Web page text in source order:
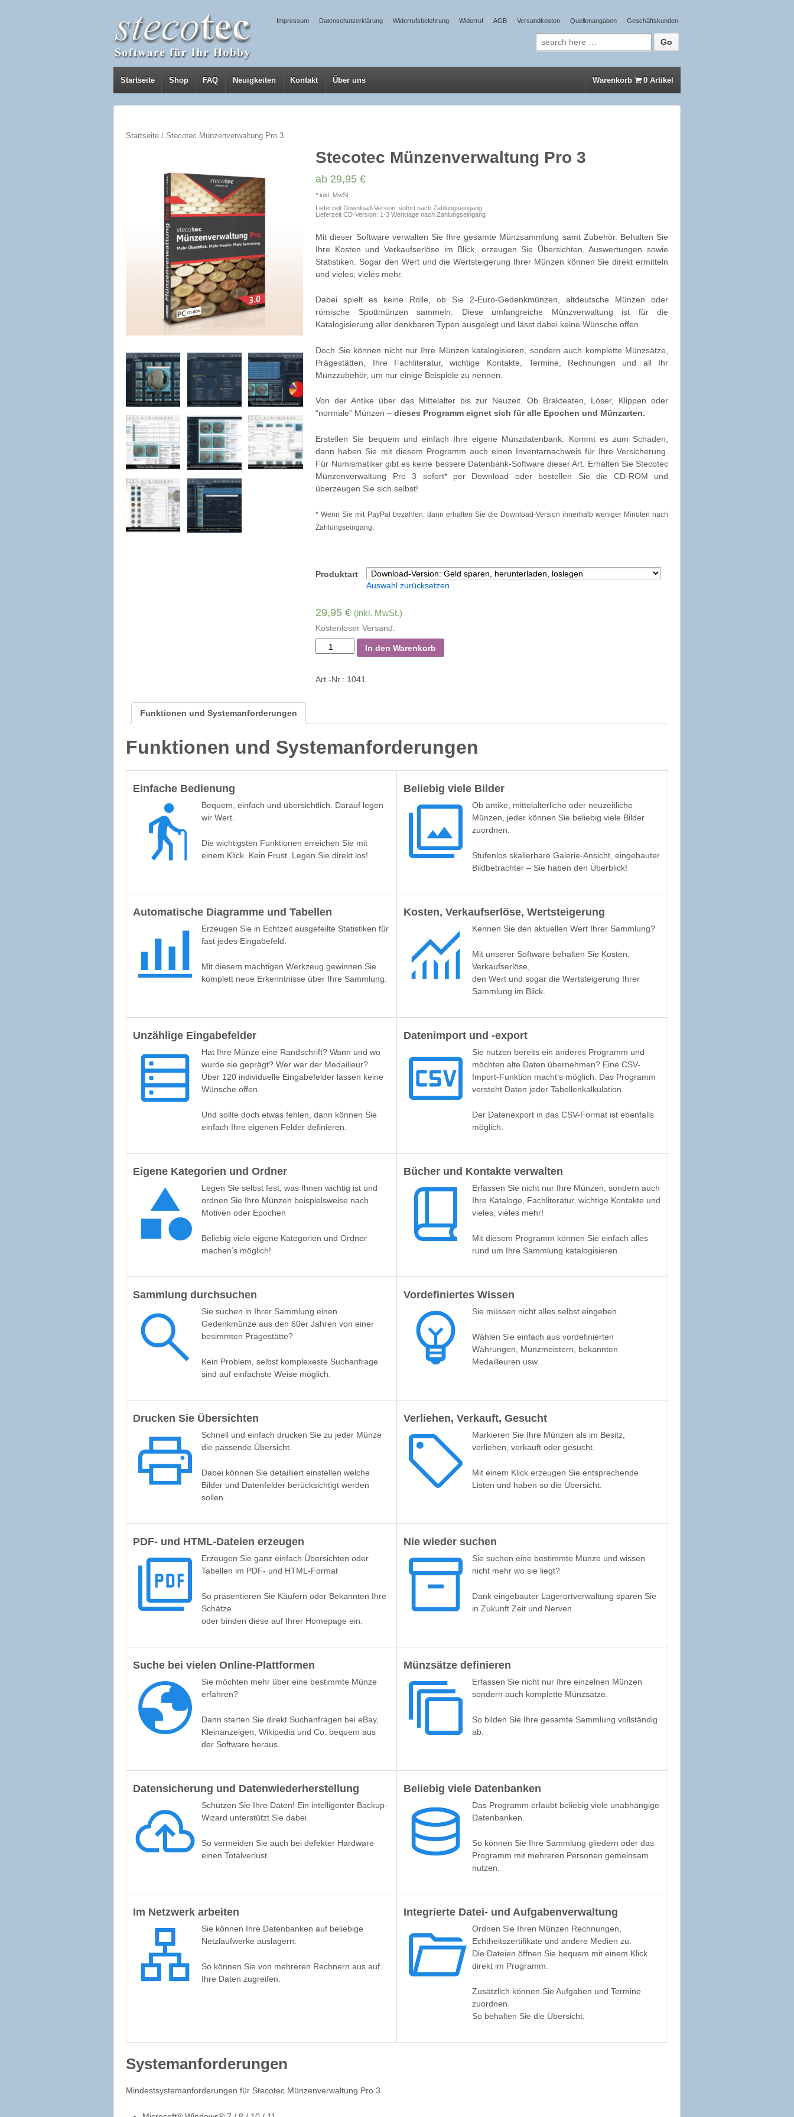
Impressum Datenschutzerklärung Widerrufsbelehrung Widerruf AGB Versandkosten Quellenangaben Geschäftskunden
Suche nach:
Startseite Shop FAQ Neuigkeiten Kontakt Über uns Warenkorb 0 Artikel
Startseite / Stecotec Münzenverwaltung Pro 3
Stecotec Münzenverwaltung Pro 3
ab 29,95 €
* inkl. MwSt.
Lieferzeit Download-Version: sofort nach Zahlungseingang
Lieferzeit CD-Version: 1-3 Werktage nach Zahlungseingang
Mit dieser Software verwalten Sie Ihre gesamte Münzsammlung samt Zubehör. Behalten Sie
Ihre Kosten und Verkaufserlöse im Blick, erzeugen Sie Übersichten, Auswertungen sowie
Statistiken. Sogar den Wert und die Wertsteigerung Ihrer Münzen können Sie direkt ermitteln
und vieles, vieles mehr.
Dabei spielt es keine Rolle, ob Sie 2-Euro-Gedenkmünzen, altdeutsche Münzen oder
römische Spottmünzen sammeln. Diese umfangreiche Münzverwaltung ist für die
Katalogisierung aller denkbaren Typen ausgelegt und lässt dabei keine Wünsche offen.
Doch Sie können nicht nur Ihre Münzen katalogisieren, sondern auch komplette Münzsätze,
Prägestätten, Ihre Fachliteratur, wichtige Kontakte, Termine, Rechnungen und all Ihr
Münzzubehör, um nur einige Beispiele zu nennen.
Von der Antike über das Mittelalter bis zur Neuzeit. Ob Brakteaten, Löser, Klippen oder
“normale” Münzen –dieses Programm eignet sich für alle Epochen und Münzarten.
Erstellen Sie bequem und einfach Ihre eigene Münzdatenbank. Kommt es zum Schaden,
dann haben Sie mit diesem Programm auch einen Inventarnachweis für Ihre Versicherung.
Für Numismatiker gibt es keine bessere Datenbank-Software dieser Art. Erhalten Sie Stecotec
Münzenverwaltung Pro 3 sofort* per Download oder bestellen Sie die CD-ROM und
überzeugen Sie sich selbst!
* Wenn Sie mit PayPal bezahlen, dann erhalten Sie die Download-Version innerhalb weniger Minuten nach
Zahlungseingang.
Produktart
Auswahl zurücksetzen
29,95 € (inkl. MwSt.)
Kostenloser Versand.
In den Warenkorb
Art.-Nr.: 1041.
Funktionen und Systemanforderungen
Funktionen und Systemanforderungen
Einfache Bedienung
Bequem, einfach und übersichtlich. Darauf legen
wir Wert.
Die wichtigsten Funktionen erreichen Sie mit
einem Klick. Kein Frust. Legen Sie direkt los!
Beliebig viele Bilder
Ob antike, mittelalterliche oder neuzeitliche
Münzen, jeder können Sie beliebig viele Bilder
zuordnen.
Stufenlos skalierbare Galerie-Ansicht, eingebauter
Bildbetrachter – Sie haben den Überblick!
Automatische Diagramme und Tabellen
Erzeugen Sie in Echtzeit ausgefeilte Statistiken für
fast jedes Eingabefeld.
Mit diesem mächtigen Werkzeug gewinnen Sie
komplett neue Erkenntnisse über Ihre Sammlung.
Kosten, Verkaufserlöse, Wertsteigerung
Kennen Sie den aktuellen Wert Ihrer Sammlung?
Mit unserer Software behalten Sie Kosten,
Verkaufserlöse,
den Wert und sogar die Wertsteigerung Ihrer
Sammlung im Blick.
Unzählige Eingabefelder
Hat Ihre Münze eine Randschrift? Wann und wo
wurde sie geprägt? Wer war der Medailleur?
Über 120 individuelle Eingabefelder lassen keine
Wünsche offen.
Und sollte doch etwas fehlen, dann können Sie
einfach Ihre eigenen Felder definieren.
Datenimport und -export
Sie nutzen bereits ein anderes Programm und
möchten alte Daten übernehmen? Eine CSV-
Import-Funktion macht’s möglich. Das Programm
versteht Daten jeder Tabellenkalkulation.
Der Datenexport in das CSV-Format ist ebenfalls
möglich.
Eigene Kategorien und Ordner
Legen Sie selbst fest, was Ihnen wichtig ist und
ordnen Sie Ihre Münzen beispielsweise nach
Motiven oder Epochen
Beliebig viele eigene Kategorien und Ordner
machen’s möglich!
Bücher und Kontakte verwalten
Erfassen Sie nicht nur Ihre Münzen, sondern auch
Ihre Kataloge, Fachliteratur, wichtige Kontakte und
vieles, vieles mehr!
Mit diesem Programm können Sie einfach alles
rund um Ihre Sammlung katalogisieren.
Sammlung durchsuchen
Sie suchen in Ihrer Sammlung einen
Gedenkmünze aus den 60er Jahren von einer
besimmten Prägestätte?
Kein Problem, selbst komplexeste Suchanfrage
sind auf einfachste Weise möglich.
Vordefiniertes Wissen
Sie müssen nicht alles selbst eingeben.
Wählen Sie einfach aus vordefinierten
Währungen, Münzmeistern, bekannten
Medailleuren usw.
Drucken Sie Übersichten
Schnell und einfach drucken Sie zu jeder Münze
die passende Übersicht.
Dabei können Sie detailliert einstellen welche
Bilder und Datenfelder berücksichtigt werden
sollen.
Verliehen, Verkauft, Gesucht
Markieren Sie Ihre Münzen als im Besitz,
verliehen, verkauft oder gesucht.
Mit einem Klick erzeugen Sie entsprechende
Listen und haben so die Übersicht.
PDF- und HTML-Dateien erzeugen
Erzeugen Sie ganz einfach Übersichten oder
Tabellen im PDF- und HTML-Format
So präsentieren Sie Käufern oder Bekannten Ihre
Schätze
oder binden diese auf Ihrer Homepage ein.
Nie wieder suchen
Sie suchen eine bestimmte Münze und wissen
nicht mehr wo sie liegt?
Dank eingebauter Lagerortverwaltung sparen Sie
in Zukunft Zeit und Nerven.
Suche bei vielen Online-Plattformen
Sie möchten mehr über eine bestimmte Münze
erfahren?
Dann starten Sie direkt Suchanfragen bei eBay,
Kleinanzeigen, Wikipedia und Co. bequem aus
der Software heraus.
Münzsätze definieren
Erfassen Sie nicht nur Ihre einzelnen Münzen
sondern auch komplette Münzsätze.
So bilden Sie Ihre gesamte Sammlung vollständig
ab.
Datensicherung und Datenwiederherstellung
Schützen Sie Ihre Daten! Ein intelligenter Backup-
Wizard unterstützt Sie dabei.
So vermeiden Sie auch bei defekter Hardware
einen Totalverlust.
Beliebig viele Datenbanken
Das Programm erlaubt beliebig viele unabhängige
Datenbanken.
So können Sie Ihre Sammlung gliedern oder das
Programm mit mehreren Personen gemeinsam
nutzen.
Im Netzwerk arbeiten
Sie können Ihre Datenbanken auf beliebige
Netzlaufwerke auslagern.
So können Sie von mehreren Rechnern aus auf
Ihre Daten zugreifen.
Integrierte Datei- und Aufgabenverwaltung
Ordnen Sie Ihren Münzen Rechnungen,
Echtheitszertifikate und andere Medien zu.
Die Dateien öffnen Sie bequem mit einem Klick
direkt im Programm.
Zusätzlich können Sie Aufgaben und Termine
zuordnen.
So behalten Sie die Übersicht.
Systemanforderungen
Mindestsystemanforderungen für Stecotec Münzenverwaltung Pro 3